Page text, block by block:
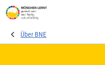
Über BNE